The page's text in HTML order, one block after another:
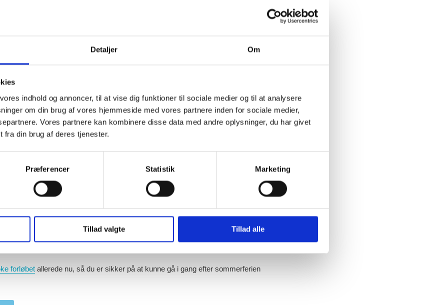
Detaljer Om
indhold og annoncer, til at vise dig funktioner til sociale medier og til at analysere
om din brug af vores hjemmeside med vores partnere inden for sociale medier,
Vores partnere kan kombinere disse data med andre oplysninger, du har givet
fra din brug af deres tjenester.
Præferencer Statistik Marketing
Tillad valgte Tillad alle
analyserer ved hjælp af en teoretisk model for ændring i tillid til institutioner. I hver
til den offentlige institution og udarbejde en anbefaling til institutionen. Vil det nye
sænke tilliden til institutionen?
og negativt. Hvordan kan vi bevare den høje grad af tillid til institutioner i det
med, at vi udnytter AI-teknologiers potentialer?
op i tre dele, som du kan læse om her.
à 90 min
bliver leveret til dit gymnasium
forløbetallerede nu, så du er sikker på at kunne gå i gang efter sommerferien